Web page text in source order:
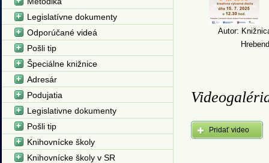
Autor:
Pridať video
Legislatívne dokumenty
Odporúčané videá
Pošli tip
Špeciálne knižnice
Adresár
Podujatia
Legislativne dokumenty
Pošli tip
Knihovnícke školy
Knihovnícke školy v SR